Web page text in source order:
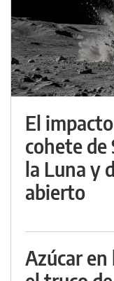
El
cohete de
la Luna y
abierto
Azúcar en